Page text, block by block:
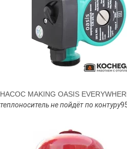
Я даю свое согласие на
НАСОС MAKING OASIS
теплоноситель не пойдёт по контуру